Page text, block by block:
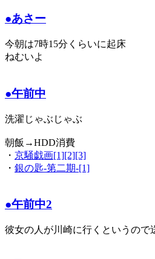
●あさー
今朝は7時15分くらいに起床
ねむいよ
●午前中
洗濯じゃぶじゃぶ
朝飯→HDD消費
・ 京騒戯画[1][2][3]
・ 銀の匙-第二期-[1]
●午前中2
彼女の人が川崎に行くというので